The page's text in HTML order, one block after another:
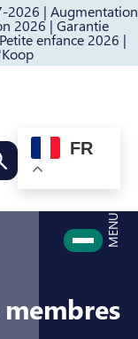
2026 | Augmentation
2026 | Garantie
Petite enfance 2026 |
de page
quelque
FR
MENU